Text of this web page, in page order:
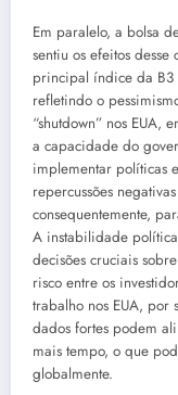
Em paralelo, a bolsa
sentiu os efeitos
principal índice da B3
refletindo o
“shutdown” nos EUA,
a capacidade do
implementar políticas
repercussões
consequentemente,
A instabilidade
decisões cruciais
risco entre os
trabalho nos EUA, por
dados fortes podem
mais tempo, o que
globalmente.